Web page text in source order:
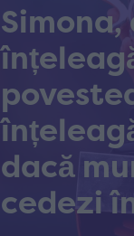
Simona,
dacă
cedezi